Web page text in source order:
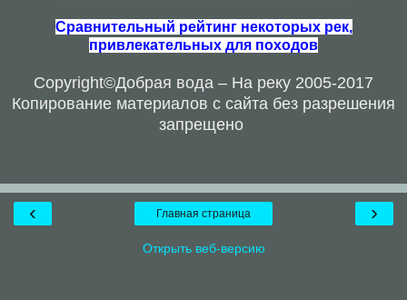
Сравнительный рейтинг некоторых рек,
привлекательных для походов
Copyright©Добрая вода – На реку 2005-2017
Копирование материалов с сайта без разрешения
запрещено
‹ ›
Главная страница
Открыть веб-версию